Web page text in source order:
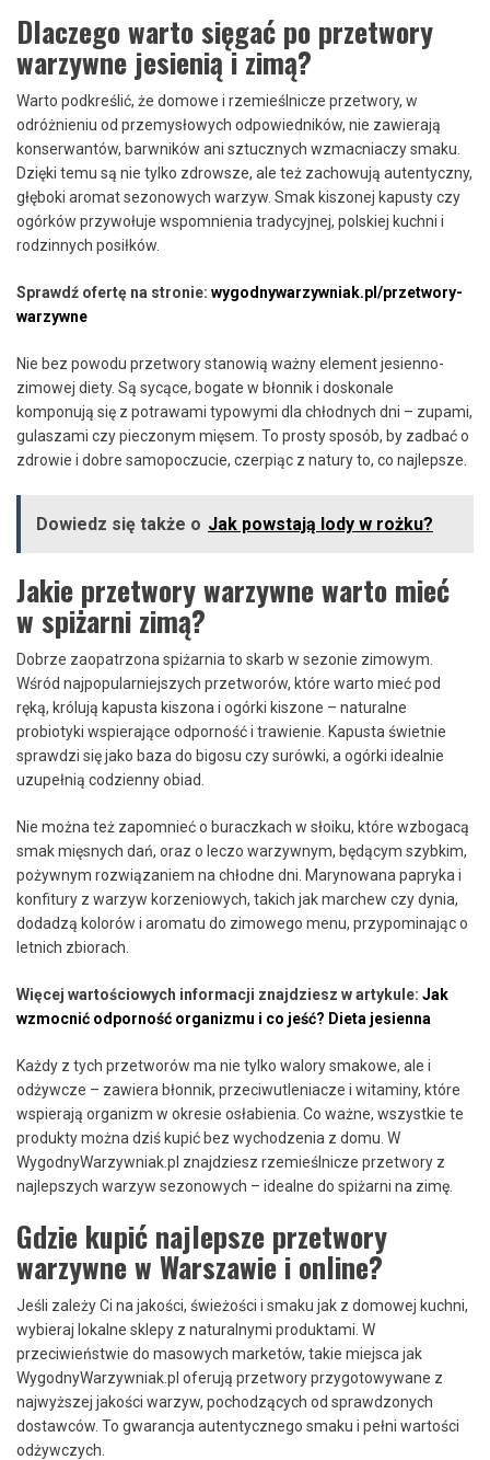
Dlaczego warto sięgać po przetwory
warzywne jesienią i zimą?
Warto podkreślić, że domowe i rzemieślnicze przetwory, w
odróżnieniu od przemysłowych odpowiedników, nie zawierają
konserwantów, barwników ani sztucznych wzmacniaczy smaku.
Dzięki temu są nie tylko zdrowsze, ale też zachowują autentyczny,
głęboki aromat sezonowych warzyw. Smak kiszonej kapusty czy
ogórków przywołuje wspomnienia tradycyjnej, polskiej kuchni i
rodzinnych posiłków.
Sprawdź ofertę na stronie: wygodnywarzywniak.pl/przetwory-
warzywne
Nie bez powodu przetwory stanowią ważny element jesienno-
zimowej diety. Są sycące, bogate w błonnik i doskonale
komponują się z potrawami typowymi dla chłodnych dni – zupami,
gulaszami czy pieczonym mięsem. To prosty sposób, by zadbać o
zdrowie i dobre samopoczucie, czerpiąc z natury to, co najlepsze.
Dowiedz się także o Jak powstają lody w rożku?
Jakie przetwory warzywne warto mieć
w spiżarni zimą?
Dobrze zaopatrzona spiżarnia to skarb w sezonie zimowym.
Wśród najpopularniejszych przetworów, które warto mieć pod
ręką, królują kapusta kiszona i ogórki kiszone – naturalne
probiotyki wspierające odporność i trawienie. Kapusta świetnie
sprawdzi się jako baza do bigosu czy surówki, a ogórki idealnie
uzupełnią codzienny obiad.
Nie można też zapomnieć o buraczkach w słoiku, które wzbogacą
smak mięsnych dań, oraz o leczo warzywnym, będącym szybkim,
pożywnym rozwiązaniem na chłodne dni. Marynowana papryka i
konfitury z warzyw korzeniowych, takich jak marchew czy dynia,
dodadzą kolorów i aromatu do zimowego menu, przypominając o
letnich zbiorach.
Więcej wartościowych informacji znajdziesz w artykule: Jak
wzmocnić odporność organizmu i co jeść? Dieta jesienna
Każdy z tych przetworów ma nie tylko walory smakowe, ale i
odżywcze – zawiera błonnik, przeciwutleniacze i witaminy, które
wspierają organizm w okresie osłabienia. Co ważne, wszystkie te
produkty można dziś kupić bez wychodzenia z domu. W
WygodnyWarzywniak.pl znajdziesz rzemieślnicze przetwory z
najlepszych warzyw sezonowych – idealne do spiżarni na zimę.
Gdzie kupić najlepsze przetwory
warzywne w Warszawie i online?
Jeśli zależy Ci na jakości, świeżości i smaku jak z domowej kuchni,
wybieraj lokalne sklepy z naturalnymi produktami. W
przeciwieństwie do masowych marketów, takie miejsca jak
WygodnyWarzywniak.pl oferują przetwory przygotowywane z
najwyższej jakości warzyw, pochodzących od sprawdzonych
dostawców. To gwarancja autentycznego smaku i pełni wartości
odżywczych.